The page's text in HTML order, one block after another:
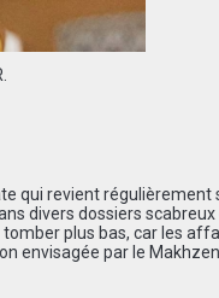
qui revient régulièrement
divers dossiers scabreux
plus bas, car les
envisagée par le Makhzen